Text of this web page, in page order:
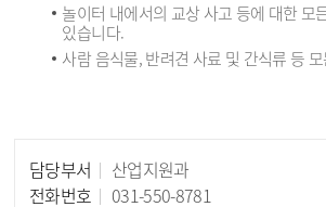
놀이터 내에서의 교상 사고 등에 대한 모
있습니다.
사람 음식물, 반려견 사료 및 간식류 등
담당부서
산업지원과
전화번호
031-550-8781